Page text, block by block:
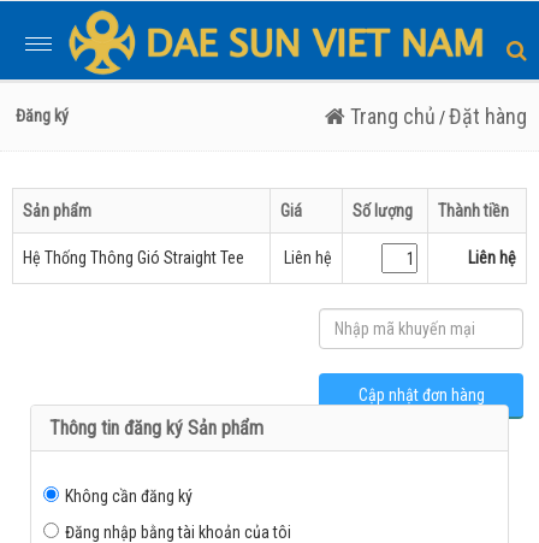
Toggle
navigation
Đăng ký
Trang chủ /Đặt hàng
Sản phẩm Giá Số lượng Thành tiền
Hệ Thống Thông Gió Straight Tee Liên hệ Liên hệ
Thông tin đăng ký Sản phẩm
Không cần đăng ký
Đăng nhập bằng tài khoản của tôi